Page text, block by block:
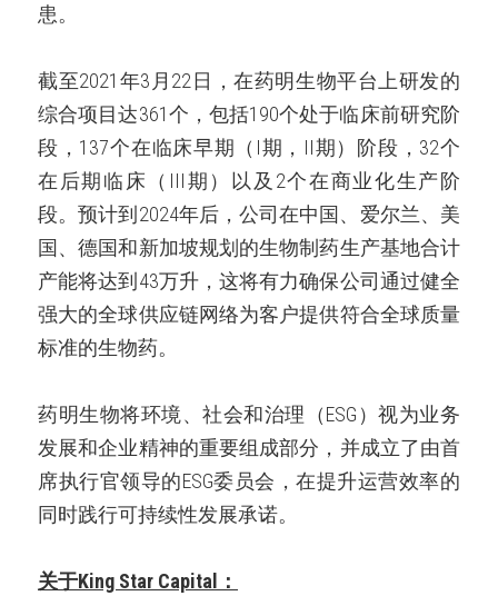
患。
截至2021年3月22日，在药明生物平台上研发的
综合项目达361个，包括190个处于临床前研究阶
段，137个在临床早期（I期，II期）阶段，32个
在后期临床（III期）以及2个在商业化生产阶
段。预计到2024年后，公司在中国、爱尔兰、美
国、德国和新加坡规划的生物制药生产基地合计
产能将达到43万升，这将有力确保公司通过健全
强大的全球供应链网络为客户提供符合全球质量
标准的生物药。
药明生物将环境、社会和治理（ESG）视为业务
发展和企业精神的重要组成部分，并成立了由首
席执行官领导的ESG委员会，在提升运营效率的
同时践行可持续性发展承诺。
关于King Star Capital：